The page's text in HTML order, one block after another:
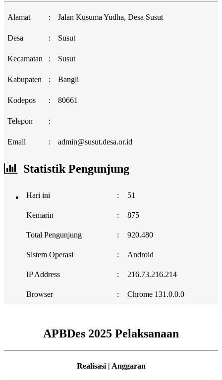
Alamat : Jalan Kusuma Yudha, Desa Susut
Desa : Susut
Kecamatan : Susut
Kabupaten : Bangli
Kodepos : 80661
Telepon :
Email : admin@susut.desa.or.id
Statistik Pengunjung
Hari ini : 51
Kemarin : 875
Total Pengunjung : 920.480
Sistem Operasi : Android
IP Address : 216.73.216.214
Browser : Chrome 131.0.0.0
APBDes 2025 Pelaksanaan
Realisasi | Anggaran